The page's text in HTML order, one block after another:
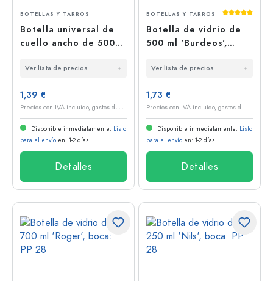
BOTELLAS Y TARROS
Botella universal de
cuello ancho de 500
Off (TO 43)
Ver lista de precios
1,39 €
P
recios con IVA incluido, gastos de envío excluidos
Disponible inmediatamente. Listo
para el envío en: 1-2 días
Detalles
BOTELLAS Y TARROS
Botella de vidrio de
500 ml 'Burdeos',
Ver lista de precios
1,73 €
P
recios con IVA incluido, gastos de envío excluidos
Disponible inmediatamente. Listo
para el envío en: 1-2 días
Detalles